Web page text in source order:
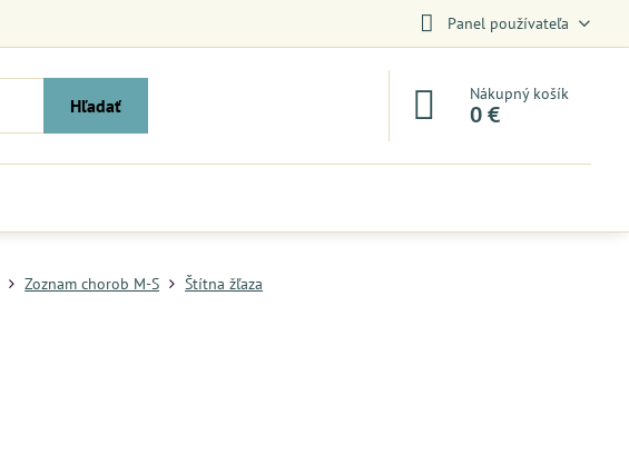
Panel používateľa
Hľadať
Nákupný košík
0 €
Zoznam chorob M-S Štítna žľaza